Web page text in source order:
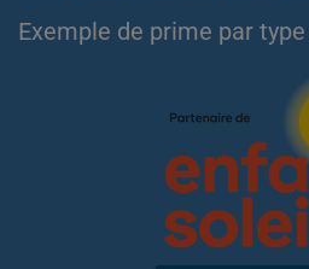
Exemple de prime par